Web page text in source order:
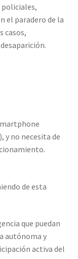
policiales,
el paradero de la
casos,
y no necesita de
de esta
que puedan
autónoma y
activa del